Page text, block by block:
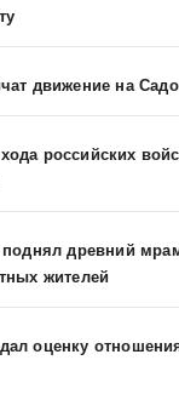
движение на
российских
поднял древний
жителей
оценку